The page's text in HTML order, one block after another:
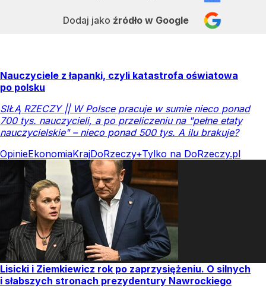
Dodaj jako źródło w Google
Nauczyciele z łapanki, czyli katastrofa oświatowa
po polsku
SIŁĄ RZECZY || W Polsce pracuje w sumie nieco ponad
700 tys. nauczycieli, a po przeliczeniu na "pełne etaty
nauczycielskie" – nieco ponad 500 tys. A ilu brakuje?
OpinieEkonomiaKrajDoRzeczy+Tylko na DoRzeczy.pl
Lisicki i Ziemkiewicz rok po zaprzysiężeniu. O silnych
i słabszych stronach prezydentury Nawrockiego